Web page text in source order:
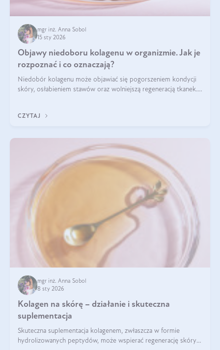
mgr inż. Anna Sobol
15 sty 2026
Objawy niedoboru kolagenu w organizmie. Jak je
rozpoznać i co oznaczają?
Niedobór kolagenu może objawiać się pogorszeniem kondycji
skóry, osłabieniem stawów oraz wolniejszą regeneracją tkanek.
osłabienie włosów.
CZYTAJ
mgr inż. Anna Sobol
8 sty 2026
Kolagen na skórę – działanie i skuteczna
suplementacja
Skuteczna suplementacja kolagenem, zwłaszcza w formie
hydrolizowanych peptydów, może wspierać regenerację skóry i